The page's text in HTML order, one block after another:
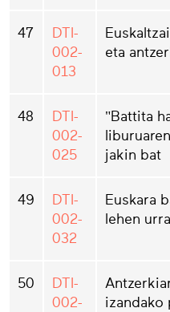
47
DTI-
002-
013
eta
48
DTI-
002-
025
"Battita
jakin bat
49
DTI-
002-
032
Euskara
lehen
50
DTI-
002-
izandako